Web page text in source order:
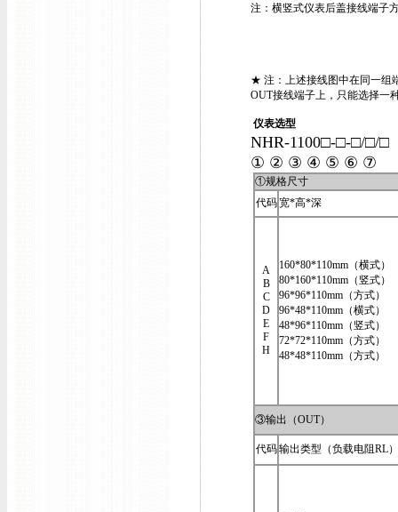
注：横竖式仪表后盖接线端子
★ 注：上述接线图中在同一组
OUT接线端子上，只能选择一
仪表选型
NHR-1100□-□-□/□/□
① ② ③ ④ ⑤ ⑥ ⑦
①规格尺寸
代码宽*高*深
A
B
C
D
E
F
H
160*80*110mm（横式）
80*160*110mm（竖式）
96*96*110mm（方式）
96*48*110mm（横式）
48*96*110mm（竖式）
72*72*110mm（方式）
48*48*110mm（方式）
③输出（OUT）
代码输出类型（负载电阻RL）